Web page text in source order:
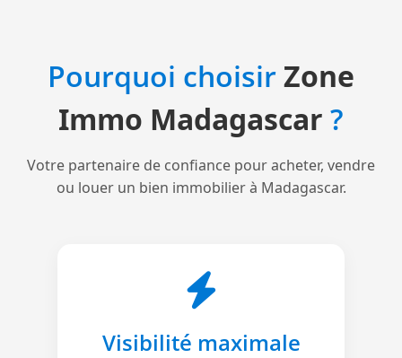
Pourquoi choisirZone
Immo Madagascar ?
Votre partenaire de confiance pour acheter, vendre
ou louer un bien immobilier à Madagascar.
Visibilité maximale